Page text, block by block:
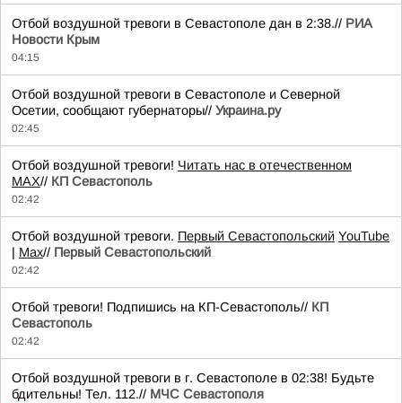
Отбой воздушной тревоги в Севастополе дан в 2:38.// РИА
Новости Крым
04:15
Отбой воздушной тревоги в Севастополе и Северной
Осетии, сообщают губернаторы// Украина.ру
02:45
Отбой воздушной тревоги! Читать нас в отечественном
MAX// КП Севастополь
02:42
Отбой воздушной тревоги. Первый Севастопольский YouTube
| Max// Первый Севастопольский
02:42
Отбой тревоги! Подпишись на КП-Севастополь// КП
Севастополь
02:42
Отбой воздушной тревоги в г. Севастополе в 02:38! Будьте
бдительны! Тел. 112.// МЧС Севастополя